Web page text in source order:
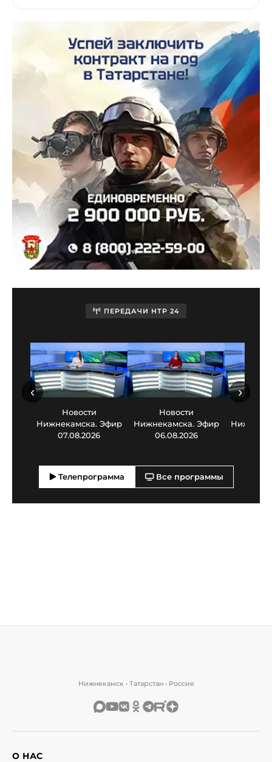
ПЕРЕДАЧИ НТР 24
Новости
Нижнекамска. Эфир
07.08.2026
Новости
Нижнекамска. Эфир
06.08.2026
‹ ›
Телепрограмма Все программы
Нижнекамск • Татарстан • Россия
О НАС